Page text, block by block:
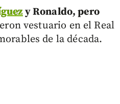
y Ronaldo, pero
vestuario en el Real
de la década.